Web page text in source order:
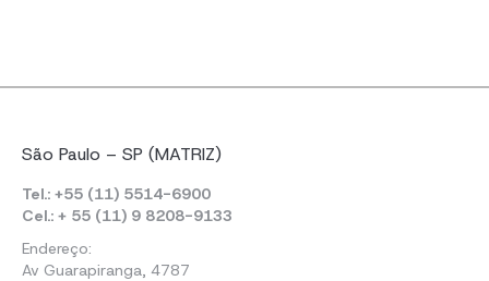
São Paulo – SP (MATRIZ)
Tel.: +55 (11) 5514-6900
Cel.: + 55 (11) 9 8208-9133
Endereço:
Av Guarapiranga, 4787